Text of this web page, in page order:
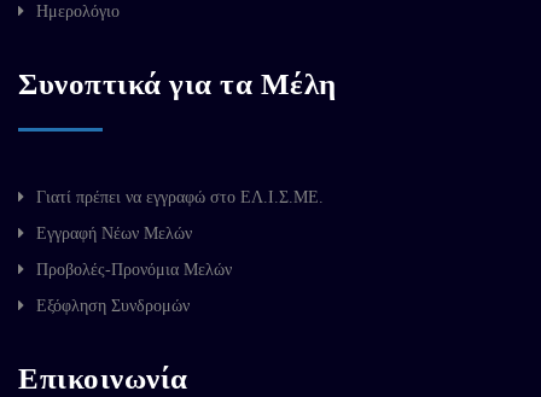
Ημερολόγιο
Συνοπτικά για τα Μέλη
Γιατί πρέπει να εγγραφώ στο ΕΛ.Ι.Σ.ΜΕ.
Εγγραφή Νέων Μελών
Προβολές-Προνόμια Μελών
Εξόφληση Συνδρομών
Επικοινωνία